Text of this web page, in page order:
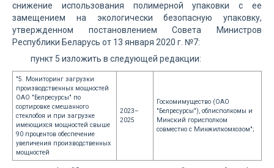
снижение использования полимерной упаковки с ее
замещением на экологически безопасную упаковку,
утвержденном постановлением Совета Министров
Республики Беларусь от 13 января 2020 г. №7:
пункт 5 изложить в следующей редакции:
"5. Мониторинг загрузки
производственных мощностей
ОАО "Белресурсы" по
сортировке смешанного
стеклобоя и при загрузке
имеющихся мощностей свыше
90 процентов обеспечение
увеличения производственных
мощностей
2023–
2025
Госкомимущество (ОАО
"Белресурсы"), облисполкомы и
Минский горисполком
совместно с Минжилкомхозом";